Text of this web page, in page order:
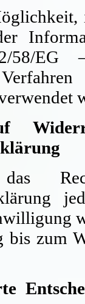
58/EG
bis zum